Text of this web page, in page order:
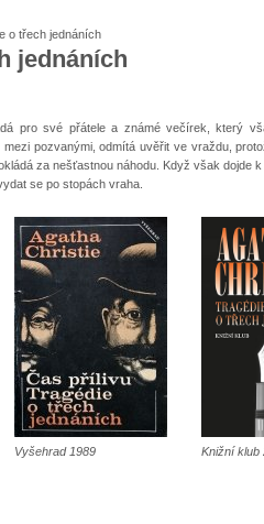
o třech jednáních
jednáních
pro své přátele a známé večírek, který
pozvanými, odmítá uvěřit ve vraždu,
za nešťastnou náhodu. Když však dojde
se po stopách vraha.
Vyšehrad 1989 Knižní klub